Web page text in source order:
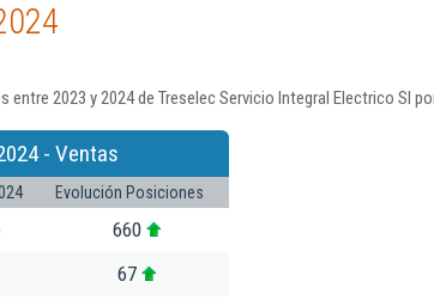
2023 y 2024 de Treselec Servicio Integral Electrico Sl
- Ventas
Evolución Posiciones
660
67